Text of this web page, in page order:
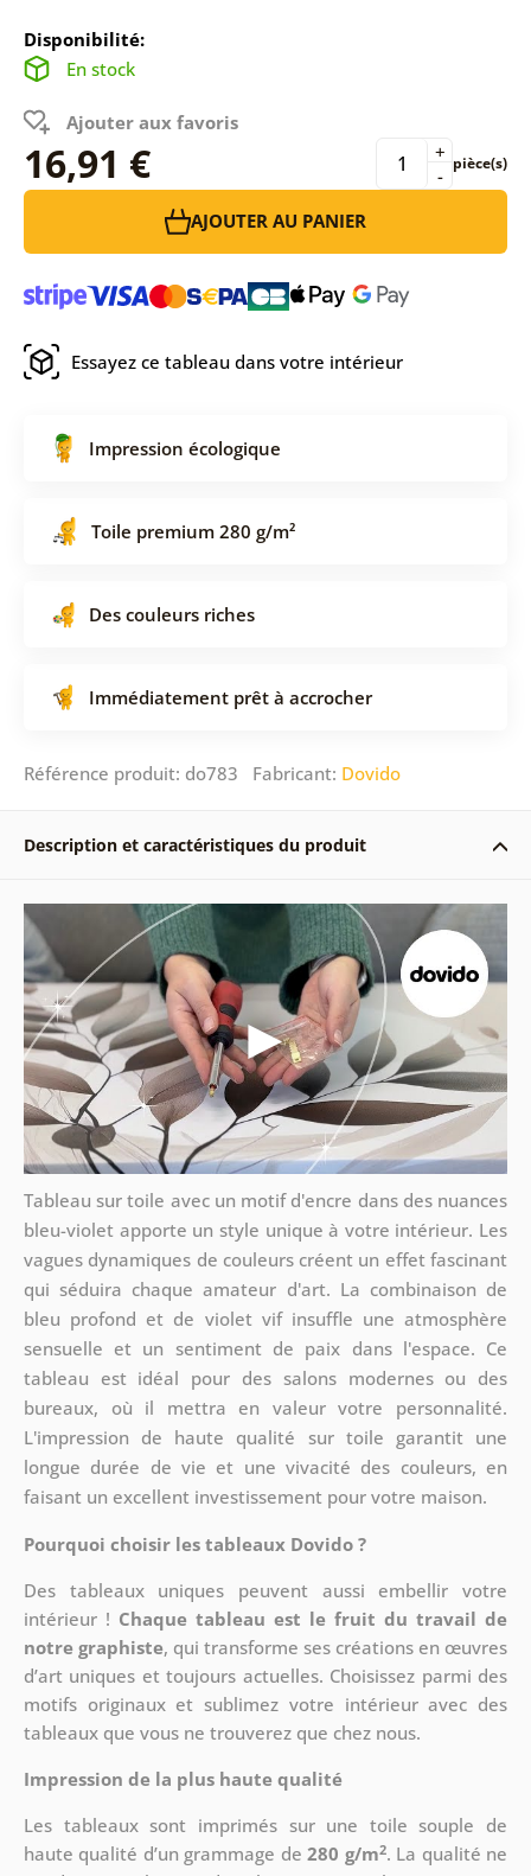
Disponibilité:
En stock
Ajouter aux favoris
16,91 € -
+ pièce(s)
AJOUTER AU PANIER
Essayez ce tableau dans votre intérieur
Impression écologique
Toile premium 280 g/m²
Des couleurs riches
Immédiatement prêt à accrocher
Référence produit: do783 Fabricant: Dovido
Description et caractéristiques du produit
Tableau sur toile avec un motif d'encre dans des nuances
bleu-violet apporte un style unique à votre intérieur. Les
vagues dynamiques de couleurs créent un effet fascinant
qui séduira chaque amateur d'art. La combinaison de
bleu profond et de violet vif insuffle une atmosphère
sensuelle et un sentiment de paix dans l'espace. Ce
tableau est idéal pour des salons modernes ou des
bureaux, où il mettra en valeur votre personnalité.
L'impression de haute qualité sur toile garantit une
longue durée de vie et une vivacité des couleurs, en
faisant un excellent investissement pour votre maison.
Pourquoi choisir les tableaux Dovido ?
Des tableaux uniques peuvent aussi embellir votre
intérieur ! Chaque tableau est le fruit du travail de
notre graphiste, qui transforme ses créations en œuvres
d’art uniques et toujours actuelles. Choisissez parmi des
motifs originaux et sublimez votre intérieur avec des
tableaux que vous ne trouverez que chez nous.
Impression de la plus haute qualité
Les tableaux sont imprimés sur une toile souple de
haute qualité d’un grammage de280 g/m2. La qualité ne